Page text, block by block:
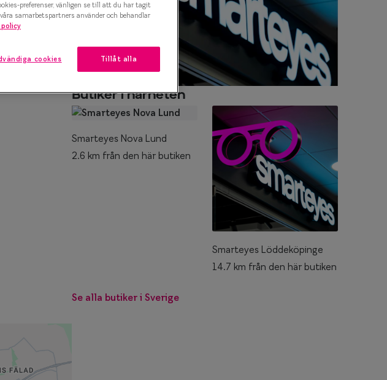
10:00 - 16:00
Butiker i närheten
Smarteyes Nova Lund
2.6 km från den här butiken
Smarteyes Löddeköpinge
14.7 km från den här butiken
Se alla butiker i Sverige
preferenser, vänligen se till att du har tagit
samarbetspartners använder och behandlar
policy
cookies Tillåt alla